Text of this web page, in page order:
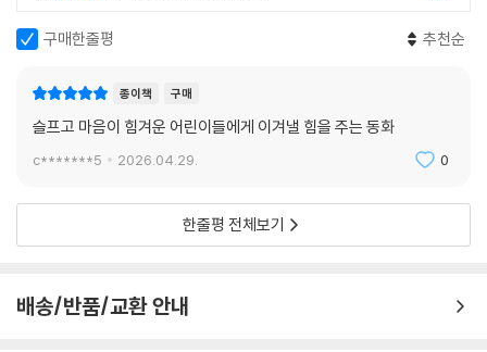
구매한줄평 추천순
종이책 구매
슬프고 마음이 힘겨운 어린이들에게 이겨낼 힘을 주는 동화
c*******5 2026.04.29. 0
한줄평 전체보기
배송/반품/교환 안내